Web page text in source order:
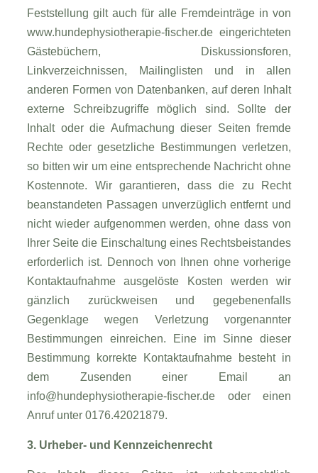
Feststellung gilt auch für alle Fremdeinträge in von
www.hundephysiotherapie-fischer.de eingerichteten
Gästebüchern, Diskussionsforen,
Linkverzeichnissen, Mailinglisten und in allen
anderen Formen von Datenbanken, auf deren Inhalt
externe Schreibzugriffe möglich sind. Sollte der
Inhalt oder die Aufmachung dieser Seiten fremde
Rechte oder gesetzliche Bestimmungen verletzen,
so bitten wir um eine entsprechende Nachricht ohne
Kostennote. Wir garantieren, dass die zu Recht
beanstandeten Passagen unverzüglich entfernt und
nicht wieder aufgenommen werden, ohne dass von
Ihrer Seite die Einschaltung eines Rechtsbeistandes
erforderlich ist. Dennoch von Ihnen ohne vorherige
Kontaktaufnahme ausgelöste Kosten werden wir
gänzlich zurückweisen und gegebenenfalls
Gegenklage wegen Verletzung vorgenannter
Bestimmungen einreichen. Eine im Sinne dieser
Bestimmung korrekte Kontaktaufnahme besteht in
dem Zusenden einer Email an
info@hundephysiotherapie-fischer.de oder einen
Anruf unter 0176.42021879.
3. Urheber- und Kennzeichenrecht